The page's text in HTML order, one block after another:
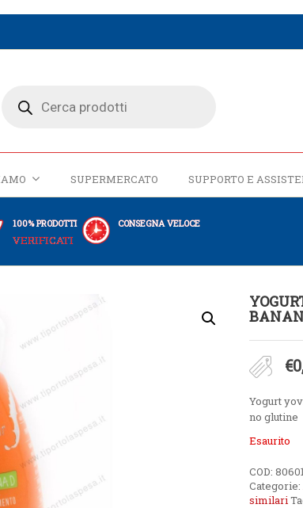
SUPERMERCATO SUPPORTO E
100% PRODOTTI
VERIFICATI
CONSEGNA VELOCE
€
Yogurt
no glutine
Esaurito
COD:
Categorie:
similari